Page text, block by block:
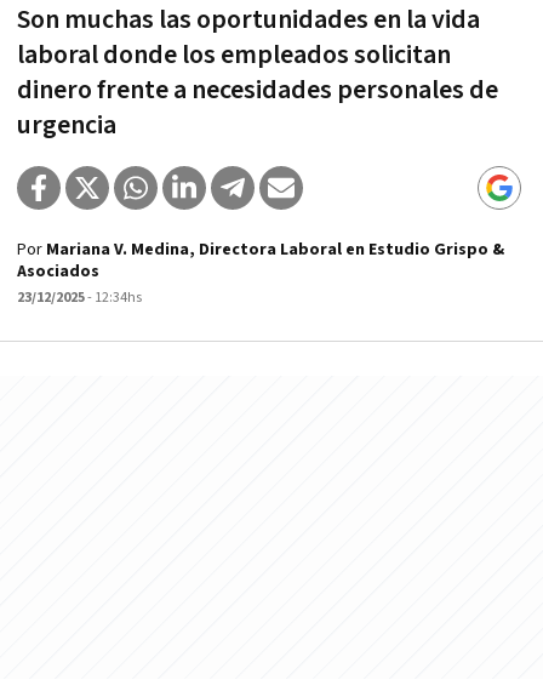
Son muchas las oportunidades en la vida
laboral donde los empleados solicitan
dinero frente a necesidades personales de
urgencia
Por Mariana V. Medina, Directora Laboral en Estudio Grispo &
Asociados
23/12/2025- 12:34hs